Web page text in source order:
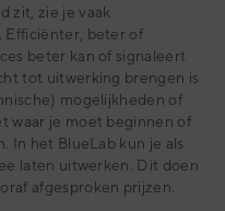
zit, zie je vaak
Efficiënter, beter of
beter kan of signaleert
tot uitwerking brengen is
mogelijkheden of
waar je moet beginnen of
In het BlueLab kun je als
laten uitwerken. Dit doen
afgesproken prijzen.